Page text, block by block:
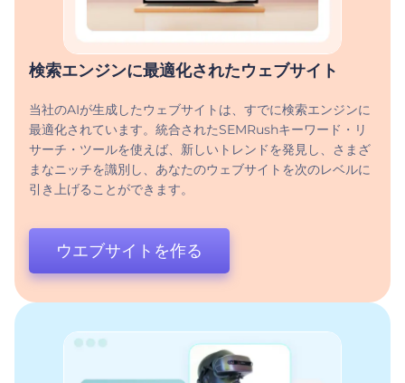
検索エンジンに最適化されたウェブサイト
当社のAIが生成したウェブサイトは、すでに検索エンジンに
最適化されています。統合されたSEMRushキーワード・リ
サーチ・ツールを使えば、新しいトレンドを発見し、さまざ
まなニッチを識別し、あなたのウェブサイトを次のレベルに
引き上げることができます。
ウエブサイトを作る